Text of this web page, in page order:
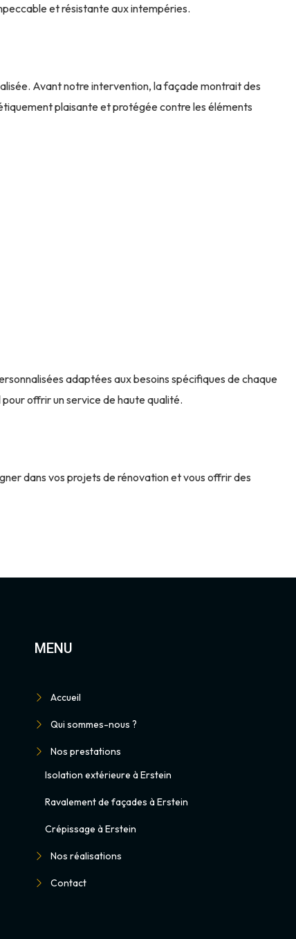
et résistante aux intempéries.
Avant notre intervention, la façade montrait des
plaisante et protégée contre les éléments
adaptées aux besoins spécifiques de chaque
offrir un service de haute qualité.
dans vos projets de rénovation et vous offrir des
MENU
Accueil
Qui sommes-nous ?
Nos prestations
Isolation extérieure à Erstein
Ravalement de façades à Erstein
Crépissage à Erstein
Nos réalisations
Contact